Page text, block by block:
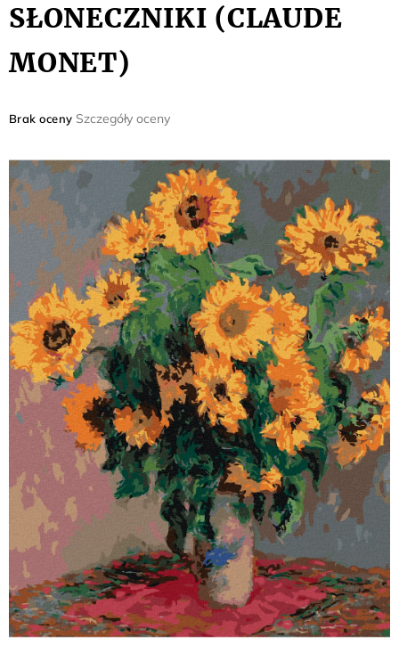
SŁONECZNIKI (CLAUDE
MONET)
Średnia
wynosi
0,0
na
5
gwiazdek.
Brak oceny Szczegóły oceny